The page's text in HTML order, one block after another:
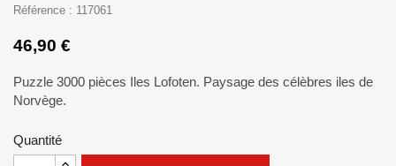
Référence : 117061
46,90 €
Puzzle 3000 pièces Iles Lofoten. Paysage des célèbres iles de
Norvège.
Quantité